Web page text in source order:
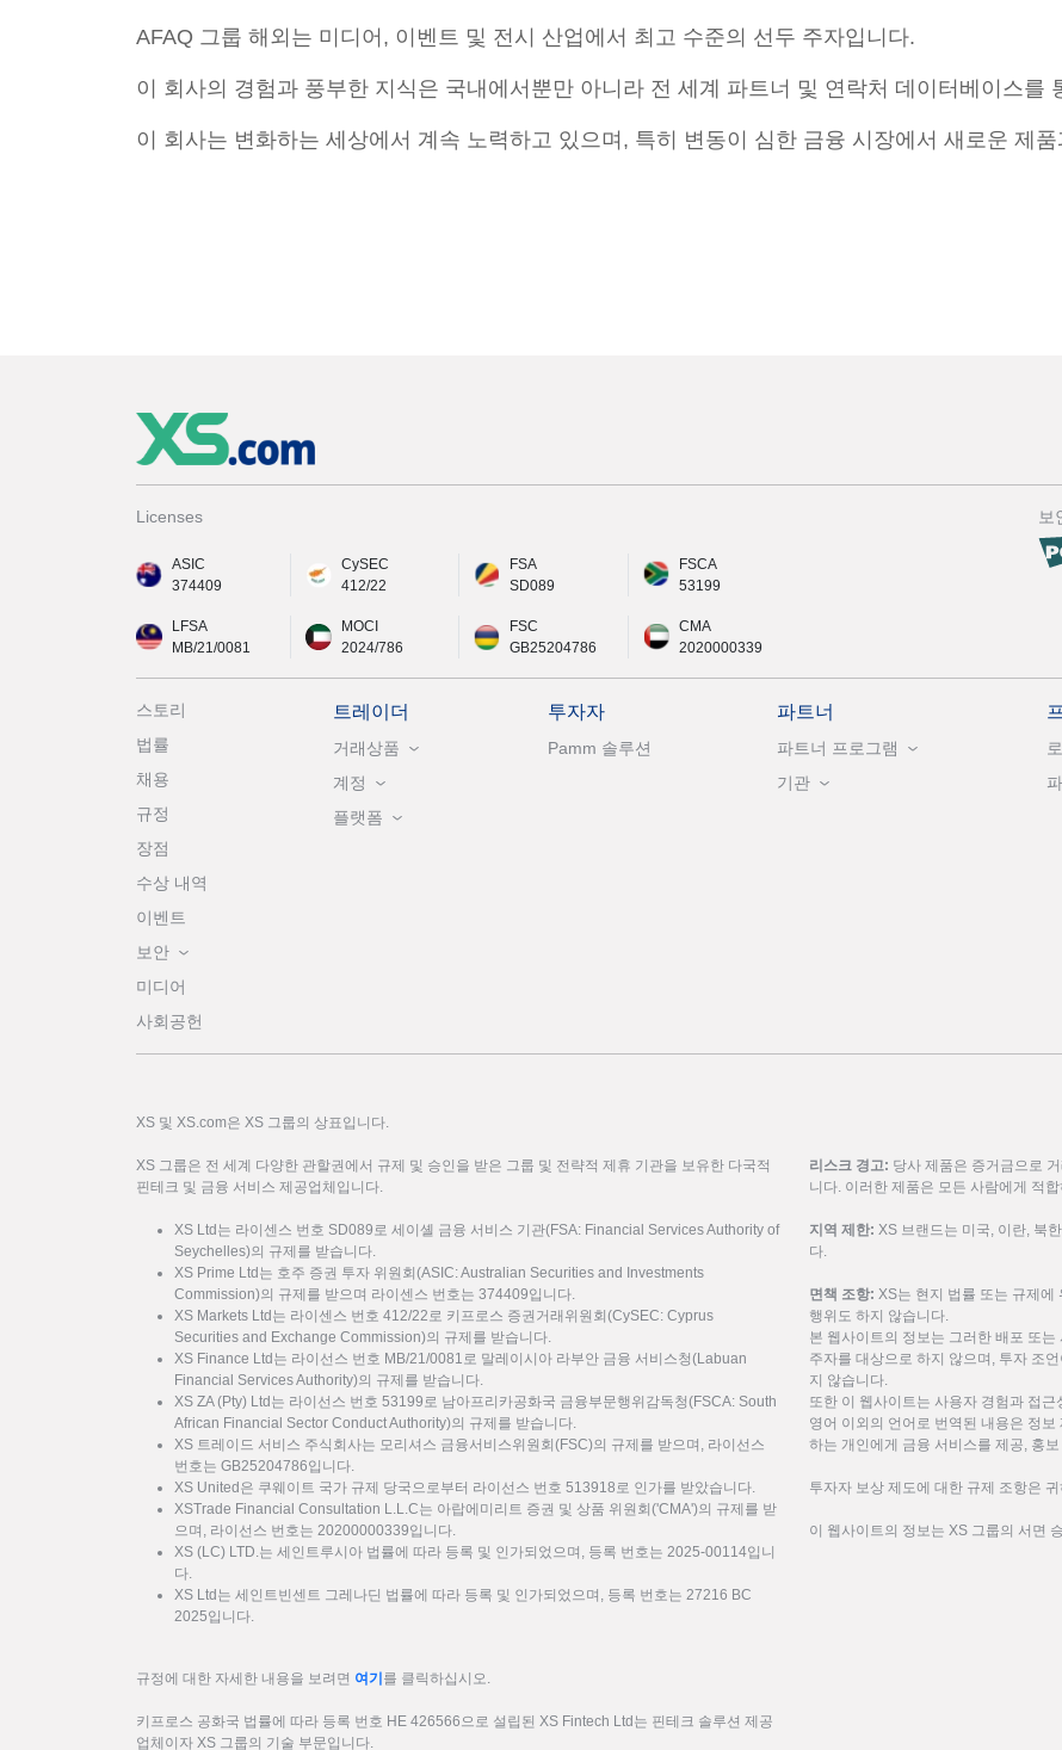
AFAQ 그룹 해외는 미디어, 이벤트 및 전시 산업에서 최고 수준의 선두 주자입니다.
이 회사의 경험과 풍부한 지식은 국내에서뿐만 아니라 전 세계 파트너 및 연락처 데이터베이스를
이 회사는 변화하는 세상에서 계속 노력하고 있으며, 특히 변동이 심한 금융 시장에서 새로운 제
Licenses
ASIC
374409
CySEC
412/22
FSA
SD089
FSCA
53199
LFSA
MB/21/0081
MOCI
2024/786
FSC
GB25204786
CMA
2020000339
보
스토리
법률
채용
규정
장점
수상 내역
이벤트
보안
미디어
사회공헌
트레이더
거래상품
계정
플랫폼
투자자
Pamm 솔루션
파트너
파트너 프로그램
기관
XS 및 XS.com은 XS 그룹의 상표입니다.
XS 그룹은 전 세계 다양한 관할권에서 규제 및 승인을 받은 그룹 및 전략적 제휴 기관을 보유한 다국적
핀테크 및 금융 서비스 제공업체입니다.
XS Ltd는 라이센스 번호 SD089로 세이셸 금융 서비스 기관(FSA: Financial Services Authority of
Seychelles)의 규제를 받습니다.
XS Prime Ltd는 호주 증권 투자 위원회(ASIC: Australian Securities and Investments
Commission)의 규제를 받으며 라이센스 번호는 374409입니다.
XS Markets Ltd는 라이센스 번호 412/22로 키프로스 증권거래위원회(CySEC: Cyprus
Securities and Exchange Commission)의 규제를 받습니다.
XS Finance Ltd는 라이선스 번호 MB/21/0081로 말레이시아 라부안 금융 서비스청(Labuan
Financial Services Authority)의 규제를 받습니다.
XS ZA (Pty) Ltd는 라이선스 번호 53199로 남아프리카공화국 금융부문행위감독청(FSCA: South
African Financial Sector Conduct Authority)의 규제를 받습니다.
XS 트레이드 서비스 주식회사는 모리셔스 금융서비스위원회(FSC)의 규제를 받으며, 라이선스
번호는 GB25204786입니다.
XS United은 쿠웨이트 국가 규제 당국으로부터 라이선스 번호 513918로 인가를 받았습니다.
XSTrade Financial Consultation L.L.C는 아랍에미리트 증권 및 상품 위원회('CMA')의 규제를 받
으며, 라이선스 번호는 20200000339입니다.
XS (LC) LTD.는 세인트루시아 법률에 따라 등록 및 인가되었으며, 등록 번호는 2025-00114입니
다.
XS Ltd는 세인트빈센트 그레나딘 법률에 따라 등록 및 인가되었으며, 등록 번호는 27216 BC
2025입니다.
규정에 대한 자세한 내용을 보려면 여기를 클릭하십시오.
키프로스 공화국 법률에 따라 등록 번호 HE 426566으로 설립된 XS Fintech Ltd는 핀테크 솔루션 제공
업체이자 XS 그룹의 기술 부문입니다.
리스크 경고: 당사 제품은 증거금으로
니다. 이러한 제품은 모든 사람에게 적
지역 제한: XS 브랜드는 미국, 이란, 북
다.
면책 조항: XS는 현지 법률 또는 규제
행위도 하지 않습니다.
본 웹사이트의 정보는 그러한 배포 또
주자를 대상으로 하지 않으며, 투자 조
지 않습니다.
또한 이 웹사이트는 사용자 경험과 접
영어 이외의 언어로 번역된 내용은 정
하는 개인에게 금융 서비스를 제공, 홍
투자자 보상 제도에 대한 규제 조항은
이 웹사이트의 정보는 XS 그룹의 서면